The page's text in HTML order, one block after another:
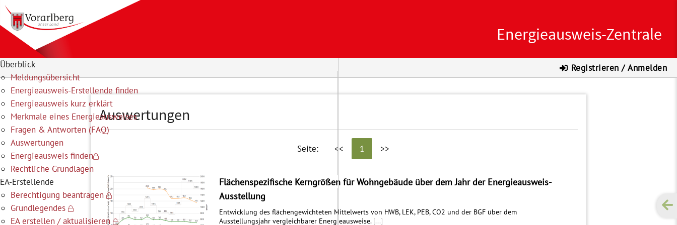
Energieausweis-Zentrale
Überblick
Meldungsübersicht
Energieausweis-Erstellende finden
Energieausweis kurz erklärt
Merkmale eines Energieausweises
Fragen & Antworten (FAQ)
Auswertungen
Energieausweis finden
Rechtliche Grundlagen
EA-Erstellende
Berechtigung beantragen
Grundlegendes
EA erstellen / aktualisieren
Registrieren / Anmelden
Auswertungen
Seite: << 1 >>
Flächenspezifische Kerngrößen für Wohngebäude über dem Jahr der Energieausweis-
Ausstellung
Entwicklung des flächengewichteten Mittelwerts von HWB, LEK, PEB, CO2 und der BGF über dem
Ausstellungsjahr vergleichbarer Energieausweise. [...]